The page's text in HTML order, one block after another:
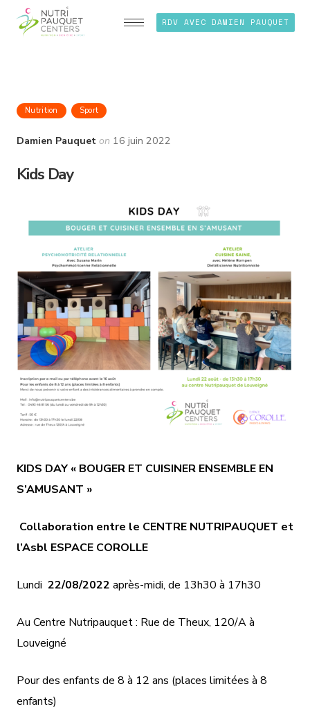
RDV AVEC DAMIEN PAUQUET
Nutrition Sport
Damien Pauquet on 16 juin 2022
Kids Day
KIDS DAY « BOUGER ET CUISINER ENSEMBLE EN
S’AMUSANT »
Collaboration entre le CENTRE NUTRIPAUQUET et
l’Asbl ESPACE COROLLE
Lundi 22/08/2022 après-midi, de 13h30 à 17h30
Au Centre Nutripauquet : Rue de Theux, 120/A à
Louveigné
Pour des enfants de 8 à 12 ans (places limitées à 8
enfants)